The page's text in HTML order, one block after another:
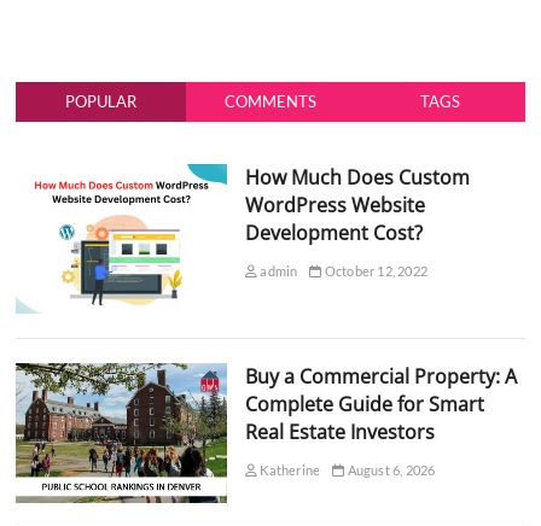
POPULAR COMMENTS TAGS
How Much Does Custom
WordPress Website
Development Cost?
admin October 12, 2022
Buy a Commercial Property: A
Complete Guide for Smart
Real Estate Investors
Katherine August 6, 2026